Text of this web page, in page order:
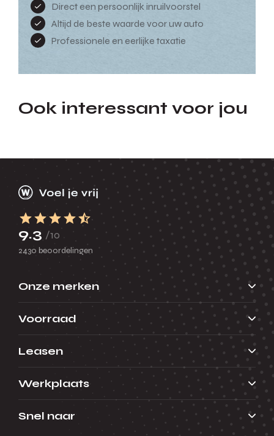
Direct een persoonlijk inruilvoorstel
Altijd de beste waarde voor uw auto
Professionele en eerlijke taxatie
Ook interessant voor jou
9.3 /10
2430 beoordelingen
Onze merken
Voorraad
Leasen
Werkplaats
Snel naar